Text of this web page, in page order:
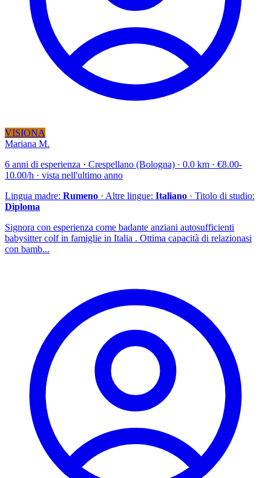
VISIONA
Mariana M.
6 anni di esperienza · Crespellano (Bologna) · 0.0 km · €8.00-
10.00/h · vista nell'ultimo anno
Lingua madre: Rumeno · Altre lingue: Italiano · Titolo di studio:
Diploma
Signora con esperienza come badante anziani autosufficienti
babysitter colf in famiglie in Italia . Ottima capacità di relazionasi
con bamb...